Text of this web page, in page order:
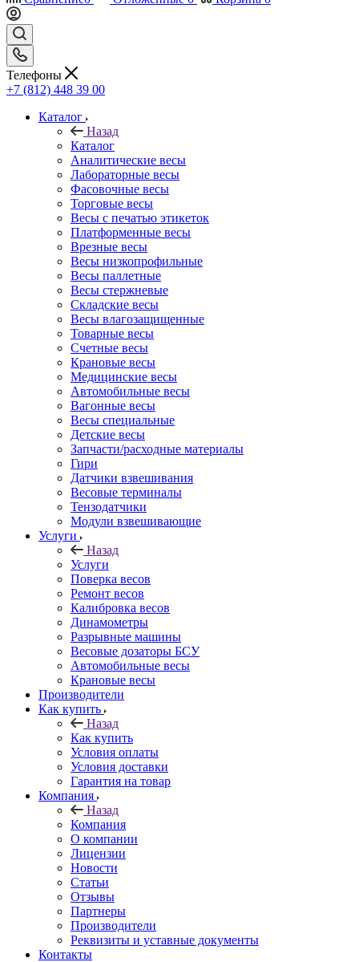
Телефоны
+7 (812) 448 39 00
Каталог
Назад
Каталог
Аналитические весы
Лабораторные весы
Фасовочные весы
Торговые весы
Весы с печатью этикеток
Платформенные весы
Врезные весы
Весы низкопрофильные
Весы паллетные
Весы стержневые
Складские весы
Весы влагозащищенные
Товарные весы
Счетные весы
Крановые весы
Медицинские весы
Автомобильные весы
Вагонные весы
Весы специальные
Детские весы
Запчасти/расходные материалы
Гири
Датчики взвешивания
Весовые терминалы
Тензодатчики
Модули взвешивающие
Услуги
Назад
Услуги
Поверка весов
Ремонт весов
Калибровка весов
Динамометры
Разрывные машины
Весовые дозаторы БСУ
Автомобильные весы
Крановые весы
Производители
Как купить
Назад
Как купить
Условия оплаты
Условия доставки
Гарантия на товар
Компания
Назад
Компания
О компании
Лицензии
Новости
Статьи
Отзывы
Партнеры
Производители
Реквизиты и уставные документы
Контакты